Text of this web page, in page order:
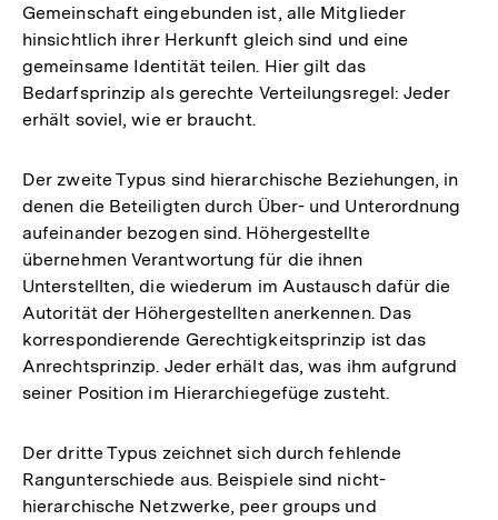
Gemeinschaft eingebunden ist, alle Mitglieder
hinsichtlich ihrer Herkunft gleich sind und eine
gemeinsame Identität teilen. Hier gilt das
Bedarfsprinzip als gerechte Verteilungsregel: Jeder
erhält soviel, wie er braucht.
Der zweite Typus sind hierarchische Beziehungen, in
denen die Beteiligten durch Über- und Unterordnung
aufeinander bezogen sind. Höhergestellte
übernehmen Verantwortung für die ihnen
Unterstellten, die wiederum im Austausch dafür die
Autorität der Höhergestellten anerkennen. Das
korrespondierende Gerechtigkeitsprinzip ist das
Anrechtsprinzip. Jeder erhält das, was ihm aufgrund
seiner Position im Hierarchiegefüge zusteht.
Der dritte Typus zeichnet sich durch fehlende
Rangunterschiede aus. Beispiele sind nicht-
hierarchische Netzwerke, peer groups und